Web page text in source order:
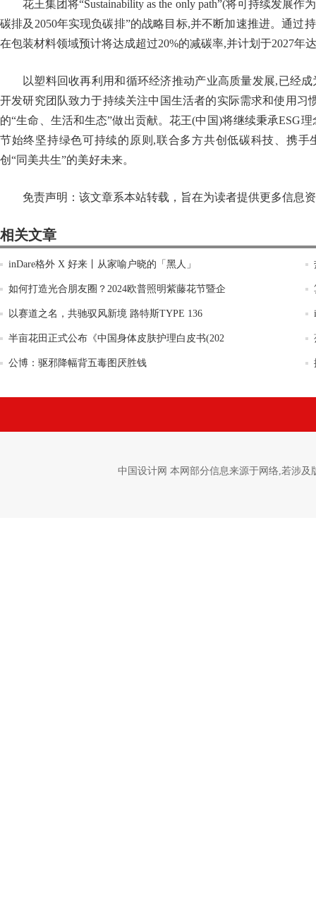
花王集团将“Sustainability as the only path”(将可持续发展
碳排及2050年实现负碳排”的战略目标,并不断加速推进。通过
在包装材料领域预计将达成超过20%的减碳率,并计划于2027年
以塑料回收再利用和循环经济推动产业高质量发展,已经
开发研究团队致力于持续关注中国生活者的实际需求和使用
的“生命、生活和生态”做出贡献。花王(中国)将继续秉承ESG
节始终坚持绿色可持续的原则,联合多方共创低碳科技、携
创“同美共生”的美好未来。
免责声明：该文章系本站转载，旨在为读者提供更多信息
相关文章
inDare格外 X 好来丨从家喻户晓的「黑人」
如何打造光合朋友圈？2024欧普照明紫藤花节暨企
以赛道之名，共驰驭风新境 路特斯TYPE 136
半亩花田正式公布《中国身体皮肤护理白皮书(202
公博：驱邪降幅背五毒图厌胜钱
中国设计网 本网部分信息来源于网络,若涉